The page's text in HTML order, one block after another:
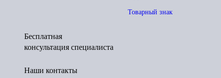
Товарный знак
Бесплатная
консультация специалиста
Наши контакты